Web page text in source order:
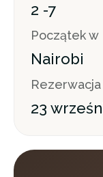
2 -7
Początek w
Nairobi
Rezerwacja
23